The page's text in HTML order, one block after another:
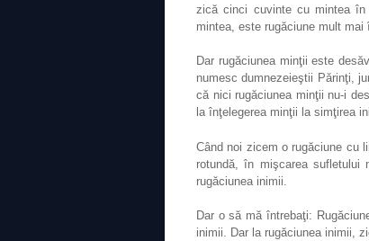
zică cinci cuvinte cu mintea
mintea, este rugăciune mult mai
Dar rugăciunea minţii este
numesc dumnezeieştii Părinţi,
că nici rugăciunea minţii nu-i
la înţelegerea minţii la simţirea
Când noi zicem o rugăciune cu
rotundă, în mişcarea sufletului
rugăciunea inimii.
Dar o să mă întrebaţi:
inimii. Dar la rugăciunea inimii,